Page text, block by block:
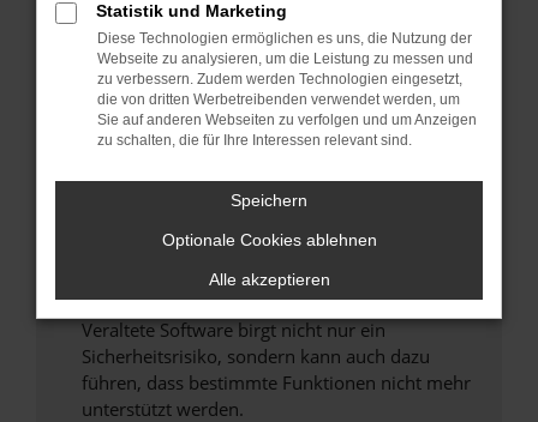
Manche Erweiterungen, wie Werbeblocker,
können das Laden bestimmter Seiten
verhindern. Funktioniert die Seite in einem
anderen Browser oder in einem privaten
Fenster?
Das kann manchmal helfen, vorübergehende
Probleme zu beheben.
Stelle sicher, dass dein Browser und dein
Betriebssystem auf dem neuesten Stand
sind.
Veraltete Software birgt nicht nur ein
Sicherheitsrisiko, sondern kann auch dazu
führen, dass bestimmte Funktionen nicht mehr
unterstützt werden.
Statistik und Marketing
Diese Technologien ermöglichen es uns, die Nutzung der
Webseite zu analysieren, um die Leistung zu messen und
zu verbessern. Zudem werden Technologien eingesetzt,
die von dritten Werbetreibenden verwendet werden, um
Sie auf anderen Webseiten zu verfolgen und um Anzeigen
zu schalten, die für Ihre Interessen relevant sind.
Speichern
Optionale Cookies ablehnen
Alle akzeptieren